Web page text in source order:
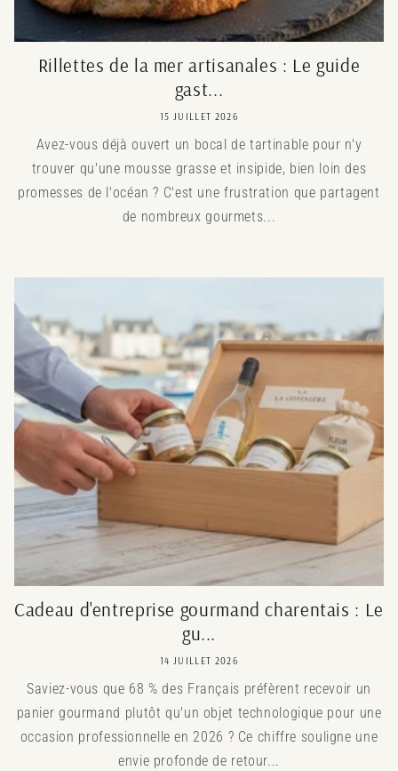
Rillettes de la mer artisanales : Le guide
gast...
15 JUILLET 2026
Avez-vous déjà ouvert un bocal de tartinable pour n'y
trouver qu'une mousse grasse et insipide, bien loin des
promesses de l'océan ? C'est une frustration que partagent
de nombreux gourmets...
Cadeau d'entreprise gourmand charentais : Le
gu...
14 JUILLET 2026
Saviez-vous que 68 % des Français préfèrent recevoir un
panier gourmand plutôt qu'un objet technologique pour une
occasion professionnelle en 2026 ? Ce chiffre souligne une
envie profonde de retour...